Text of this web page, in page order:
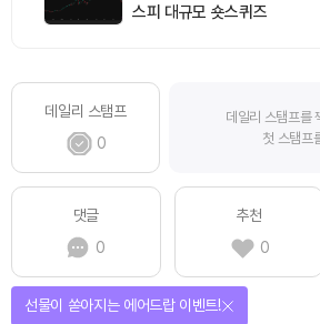
스피 대규모 숏스퀴즈
데일리 스탬프
0
데일리 스탬프를
첫 스탬프
댓글
0
추천
0
선물이 쏟아지는 에어드랍 이벤트!